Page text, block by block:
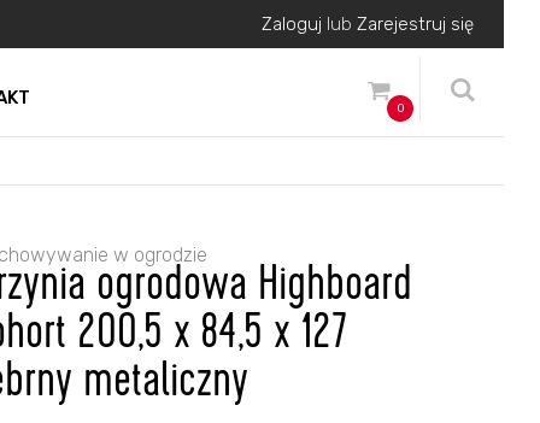
Zaloguj lub Zarejestruj się
0
w ogrodzie
ogrodowa Highboard
200,5 x 84,5 x 127
metaliczny